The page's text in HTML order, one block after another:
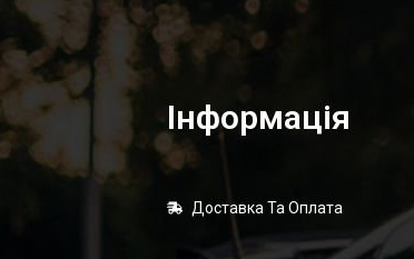
Шліцьова Втулка – 21 Шліців
Інформація
Доставка Та Оплата